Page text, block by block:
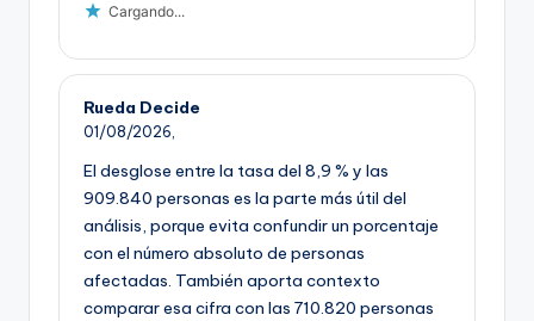
Cargando...
Rueda Decide
01/08/2026,
El desglose entre la tasa del 8,9 % y las
909.840 personas es la parte más útil del
análisis, porque evita confundir un porcentaje
con el número absoluto de personas
afectadas. También aporta contexto
comparar esa cifra con las 710.820 personas